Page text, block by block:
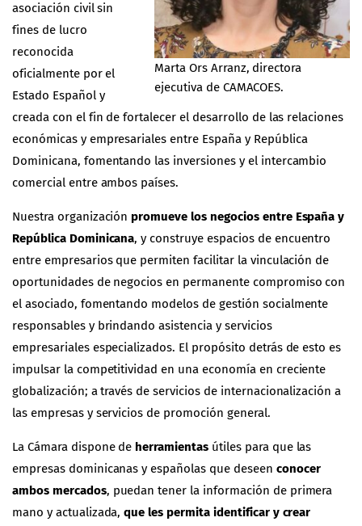
Marta Ors Arranz, directora
ejecutiva de CAMACOES.
asociación civil sin
fines de lucro
reconocida
oficialmente por el
Estado Español y
creada con el fin de fortalecer el desarrollo de las relaciones
económicas y empresariales entre España y República
Dominicana, fomentando las inversiones y el intercambio
comercial entre ambos países.
Nuestra organización promueve los negocios entre España y
República Dominicana, y construye espacios de encuentro
entre empresarios que permiten facilitar la vinculación de
oportunidades de negocios en permanente compromiso con
el asociado, fomentando modelos de gestión socialmente
responsables y brindando asistencia y servicios
empresariales especializados. El propósito detrás de esto es
impulsar la competitividad en una economía en creciente
globalización; a través de servicios de internacionalización a
las empresas y servicios de promoción general.
La Cámara dispone de herramientas útiles para que las
empresas dominicanas y españolas que deseen conocer
ambos mercados, puedan tener la información de primera
mano y actualizada,que les permita identificar y crear